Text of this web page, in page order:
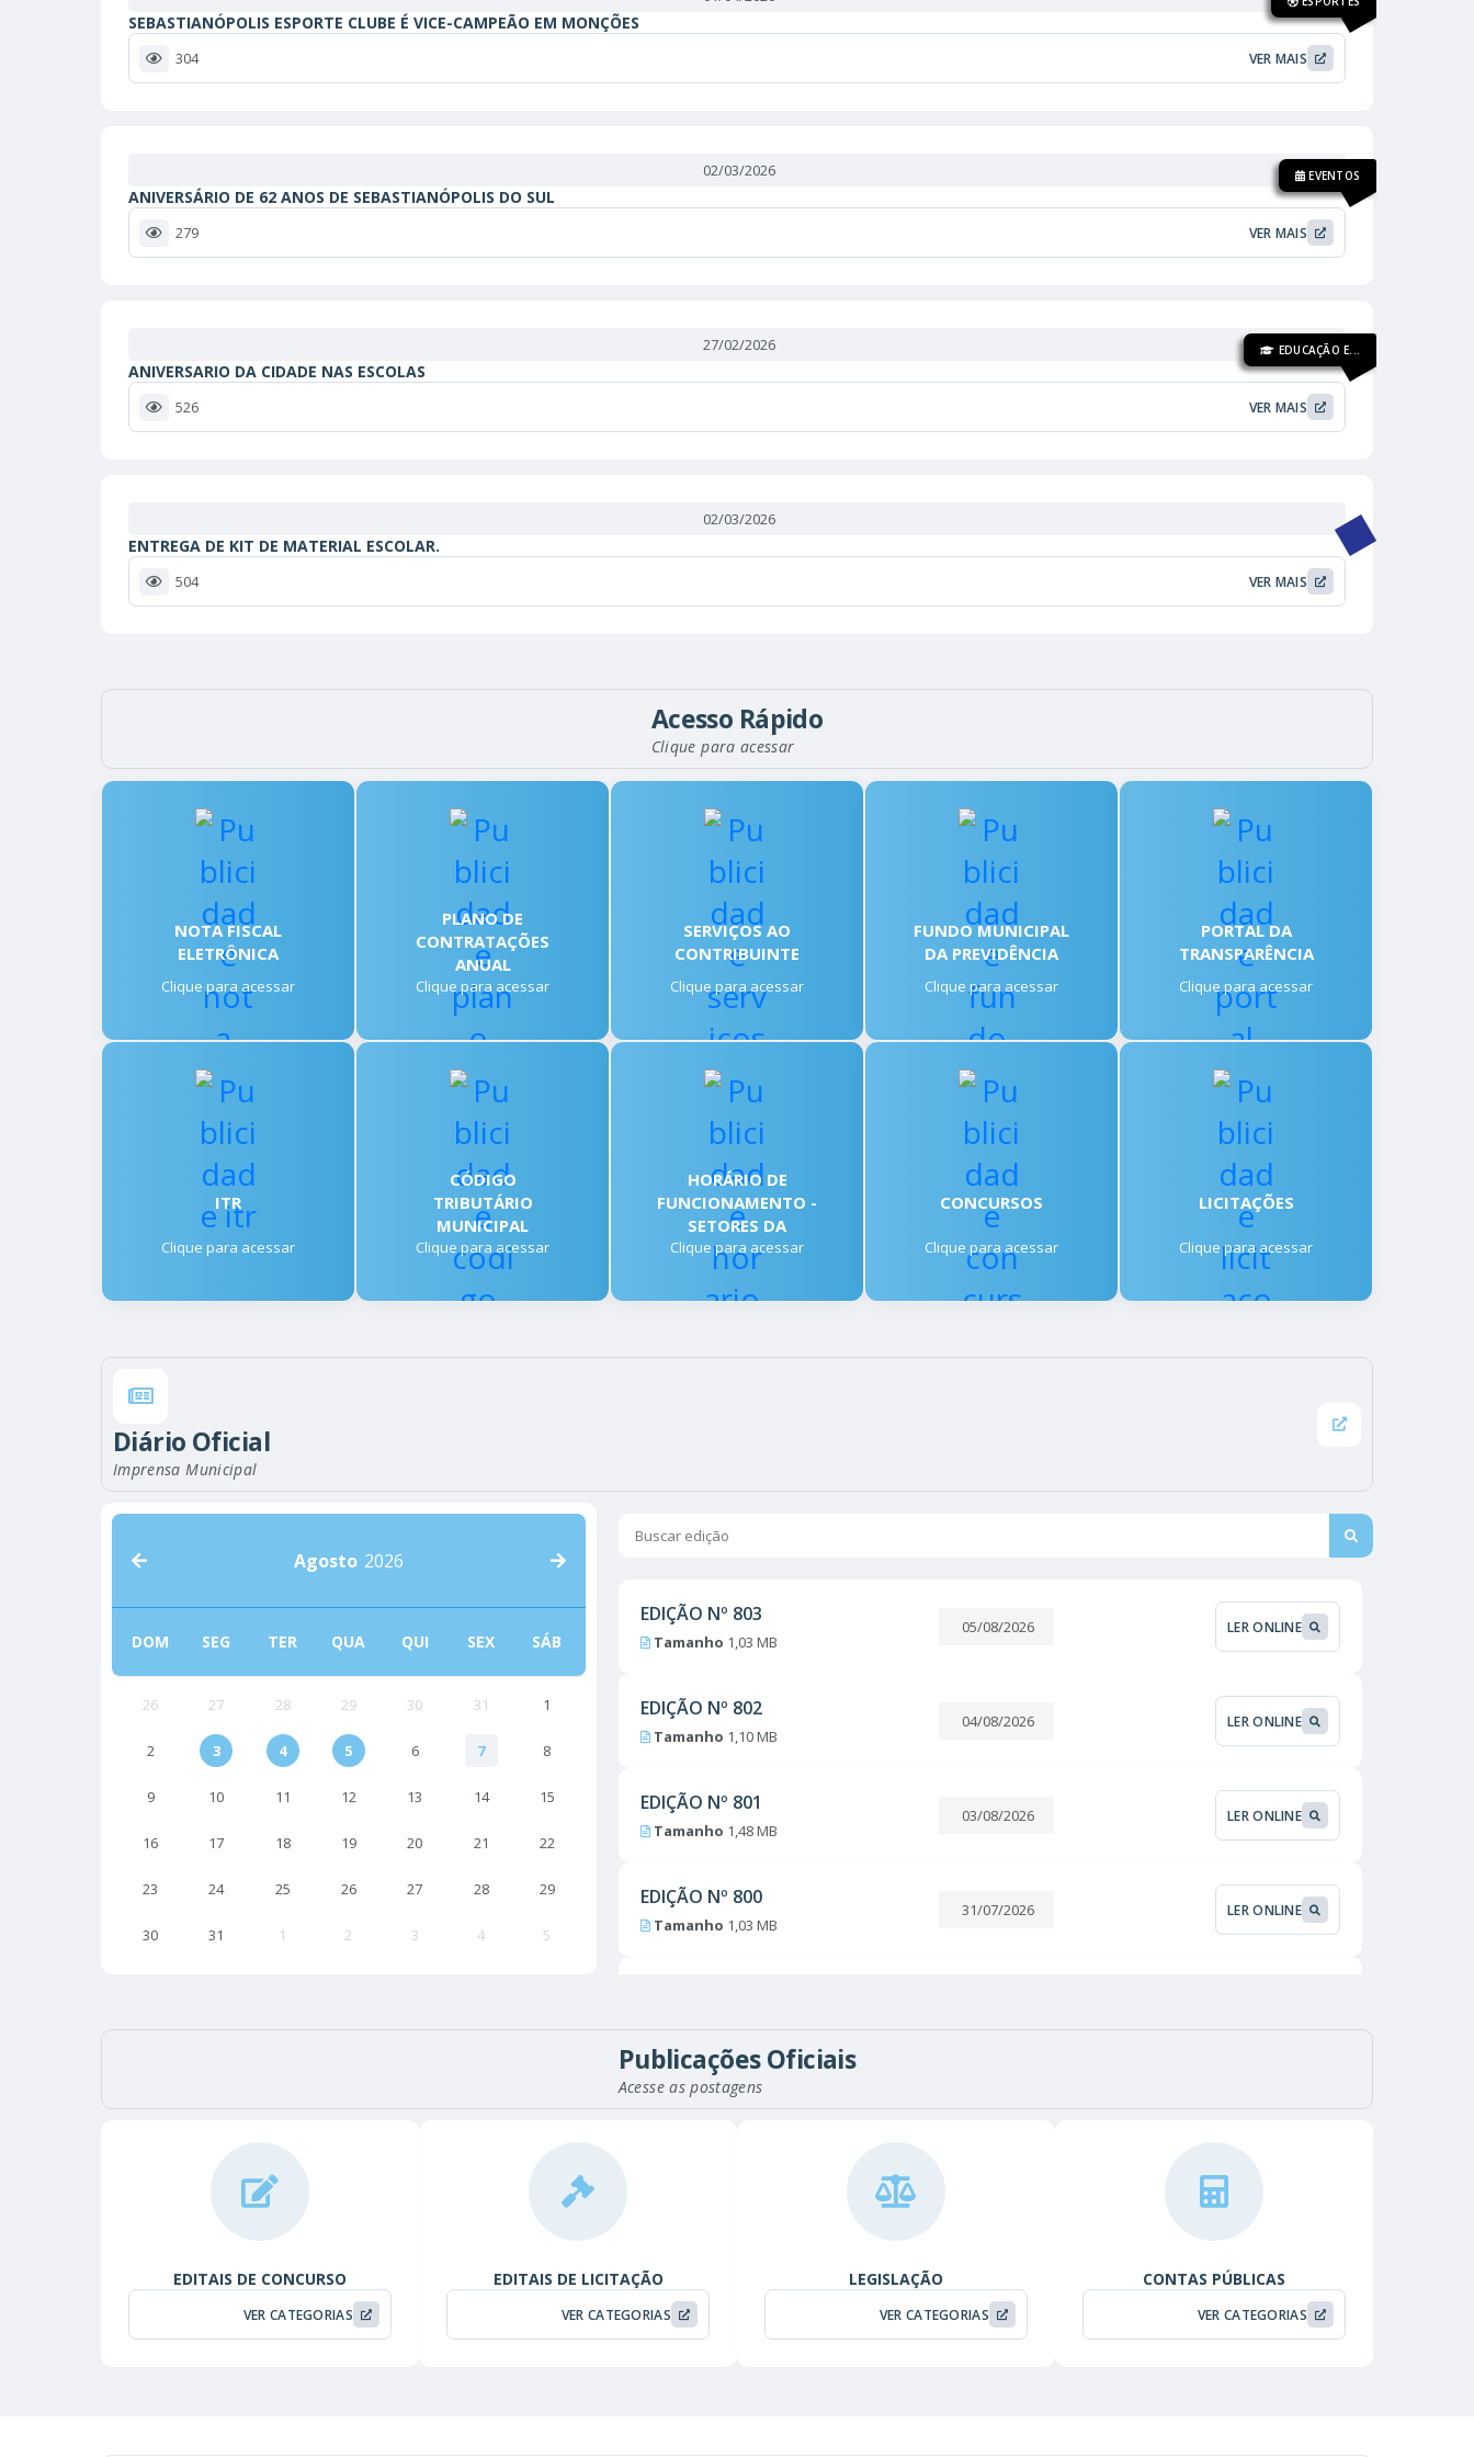
SEBASTIANÓPOLIS ESPORTE CLUBE É VICE-CAMPEÃO EM MONÇÕES
304 VER MAIS
ANIVERSÁRIO DE 62 ANOS DE SEBASTIANÓPOLIS DO SUL
02/03/2026 EVENTOS
279 VER MAIS
ANIVERSARIO DA CIDADE NAS ESCOLAS
27/02/2026 EDUCAÇÃO E...
526 VER MAIS
ENTREGA DE KIT DE MATERIAL ESCOLAR.
02/03/2026
504 VER MAIS
Acesso Rápido
Clique para acessar
NOTA FISCAL
ELETRÔNICA
Clique para acessar
PLANO DE
CONTRATAÇÕES
ANUAL
Clique para acessar
SERVIÇOS AO
CONTRIBUINTE
Clique para acessar
FUNDO MUNICIPAL
DA PREVIDÊNCIA
Clique para acessar
PORTAL DA
TRANSPARÊNCIA
Clique para acessar
ITR
Clique para acessar
CÓDIGO
TRIBUTÁRIO
MUNICIPAL
Clique para acessar
HORÁRIO DE
FUNCIONAMENTO -
SETORES DA
PREFEITURA
Clique para acessar
CONCURSOS
Clique para acessar
LICITAÇÕES
Clique para acessar
Diário Oficial
Imprensa Municipal
VER MAIS
Agosto 2026
DOM SEG TER QUA QUI SEX SÁB
26 27 28 29 30 31 1
2 3 4 5 6 7 8
9 10 11 12 13 14 15
16 17 18 19 20 21 22
23 24 25 26 27 28 29
30 31 1 2 3 4 5
EDIÇÃO Nº 803
Tamanho 1,03 MB
05/08/2026 LER ONLINE
EDIÇÃO Nº 802
Tamanho 1,10 MB
04/08/2026 LER ONLINE
EDIÇÃO Nº 801
Tamanho 1,48 MB
03/08/2026 LER ONLINE
EDIÇÃO Nº 800
Tamanho 1,03 MB
31/07/2026 LER ONLINE
EDIÇÃO Nº798
Tamanho1,44 MB
Publicações Oficiais
Acesse as postagens
EDITAIS DE CONCURSO
VER CATEGORIAS
EDITAIS DE LICITAÇÃO
VER CATEGORIAS
LEGISLAÇÃO
VER CATEGORIAS
CONTAS PÚBLICAS
VER CATEGORIAS